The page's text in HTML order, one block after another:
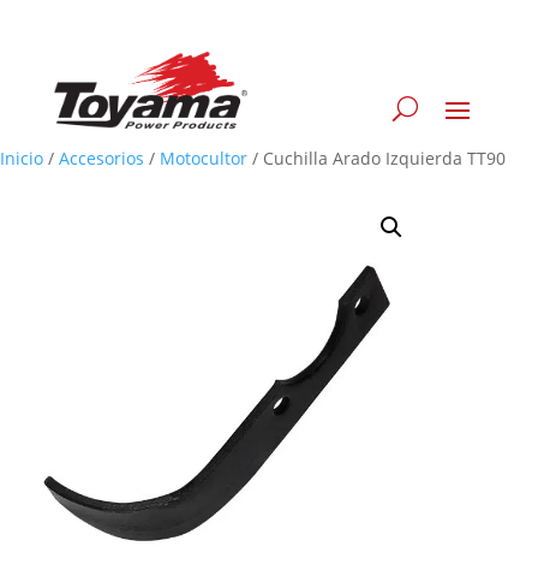
Inicio / Accesorios / Motocultor / Cuchilla Arado Izquierda TT90